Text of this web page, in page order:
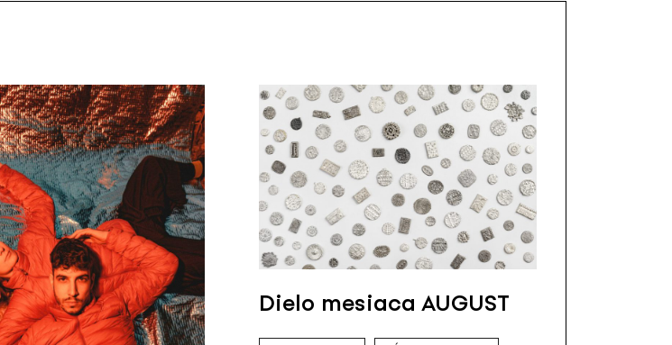
Dielo mesiaca AUGUST